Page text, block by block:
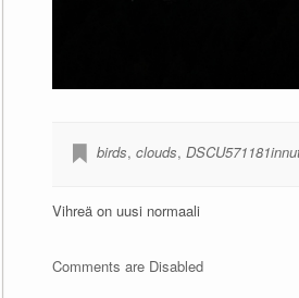
birds, clouds,
Vihreä on uusi normaali
Comments are Disabled